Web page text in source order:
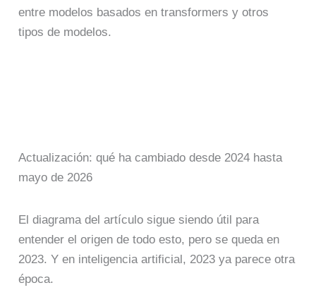
entre modelos basados en transformers y otros
tipos de modelos.
Actualización: qué ha cambiado desde 2024 hasta
mayo de 2026
El diagrama del artículo sigue siendo útil para
entender el origen de todo esto, pero se queda en
2023. Y en inteligencia artificial, 2023 ya parece otra
época.